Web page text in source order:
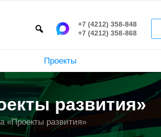
Проекты
+7 (4212) 358-848
+7 (4212) 358-868
развития»
«Проекты развития»